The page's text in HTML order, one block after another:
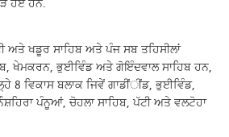
ਅਤੇ ਖਡੂਰ ਸਾਹਿਬ ਅਤੇ ਪੰਜ ਸਬ ਤਹਿਸੀਲਾਂ
ਖੇਮਕਰਨ, ਭੁਈਵਿੰਡ ਅਤੇ ਗੋਇੰਦਵਾਲ ਸਾਹਿਬ ਹਨ,
8 ਵਿਕਾਸ ਬਲਾਕ ਜਿਵੇਂ ਗਾਡੀਂੀਂਡ, ਭੁਈਵਿੰਡ,
ਪੰਨੂਆਂ, ਚੋਹਲਾ ਸਾਹਿਬ, ਪੱਟੀ ਅਤੇ ਵਲਟੋਹਾ